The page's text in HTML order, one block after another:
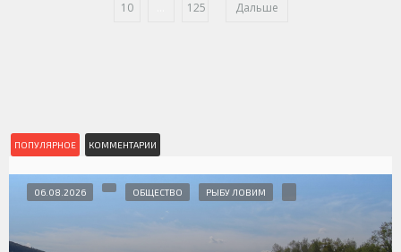
10
125 Дальше
ПОПУЛЯРНОЕ КОММЕНТАРИИ
06.08.2026 ОБЩЕСТВО РЫБУ ЛОВИМ